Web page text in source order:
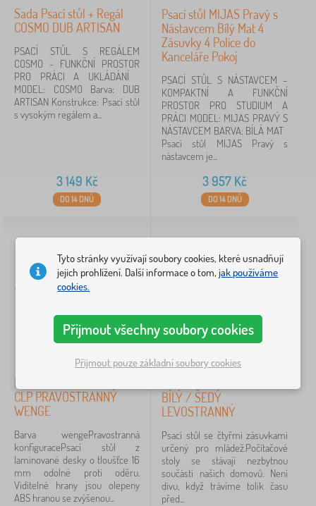
černá
4
šedá
2
tmavě hnědá
1
74 cm
76 cm
77 cm
1
Motiv
120 cm
1
135 cm
1
Hloubka
Sada Psací stůl + Regál
COSMO DUB ARTISAN
PSACÍ STŮL S REGÁLEM
COSMO - FUNKČNÍ PROSTOR
PRO PRÁCI A UKLÁDÁNÍ
MODEL: COSMO Barva: DUB
ARTISAN Konstrukce: Psací stůl
s vysokým regálem a...
3 149 Kč
DO 14 DNŮ
Psací stůl MIJAS Pravý s
Nástavcem Bílý Mat 4
Zásuvky 4 Police do
Kanceláře Pokoj
PSACÍ STŮL S NÁSTAVCEM –
KOMPAKTNÍ A FUNKČNÍ
PROSTOR PRO STUDIUM A
PRÁCI MODEL: MIJAS PRAVÝ S
NÁSTAVCEM BARVA: BÍLÁ MAT
Psací stůl MIJAS Pravý s
nástavcem je...
3 957 Kč
DO 14 DNŮ
ROHOVÝ PSACÍ STŮL B20
CLP PRAVOSTRANNÝ
WENGE
Barva wengePravostranná
konfiguracePsací stůl z
laminované desky o tloušťce 16
mm odolné proti oděru.
Viditelné hrany jsou olepeny
ABS hranou se zvýšenou...
BÍLÝ / ŠEDÝ
LEVOSTRANNÝ
Psací stůl se čtyřmi zásuvkami
určený pro mládež.Počítačové
stoly se stávají nezbytnou
součástí našich domovů. Není
divu, když trávíme tolik času
před...
Tyto stránky využívají soubory cookies, které usnadňují
jejich prohlížení. Další informace o tom,jak používáme
cookies.
Přijmout všechny soubory cookies
Přijmout pouze základní soubory cookies